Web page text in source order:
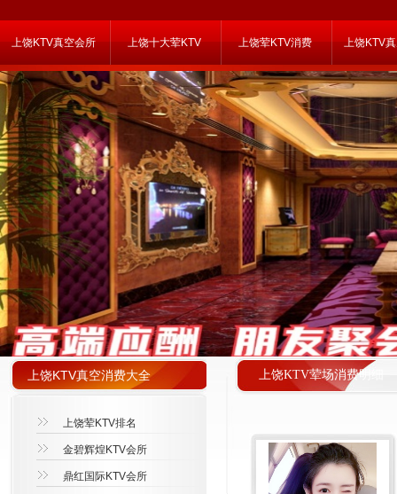
上饶KTV真空会所 上饶十大荤KTV 上饶荤KTV消费 上饶KTV
上饶KTV荤场消费明细
上饶KTV真空消费大全
上饶荤KTV排名
金碧辉煌KTV会所
鼎红国际KTV会所